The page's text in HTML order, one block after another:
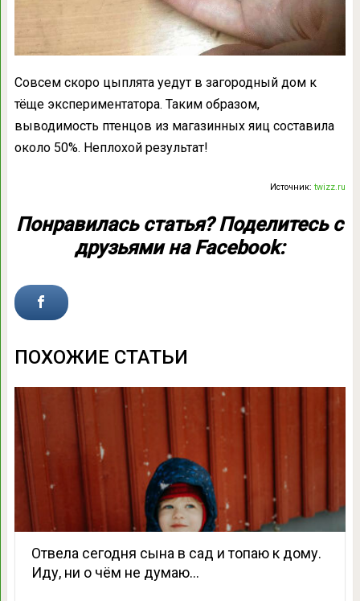
Совсем скоро цыплята уедут в загородный дом к
тёще экспериментатора. Таким образом,
выводимость птенцов из магазинных яиц составила
около 50%. Неплохой результат!
Источник:twizz.ru
Понравилась статья? Поделитесь с
друзьями на Facebook:
ПОХОЖИЕ СТАТЬИ
Отвела сегодня сына в сад и топаю к дому.
Иду, ни о чём не думаю…